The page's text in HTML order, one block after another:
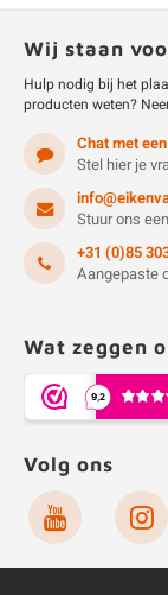
Wij staan
Hulp nodig bij het
producten weten?
Chat met
Stel hier je
Stuur ons
+31 (0)85
Aangepaste
Wat zeggen
Volg ons